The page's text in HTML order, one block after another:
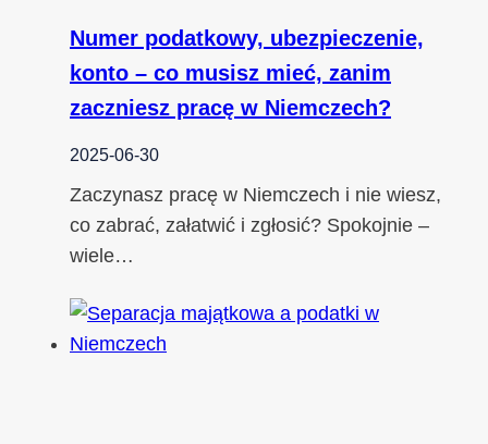
Numer podatkowy, ubezpieczenie,
konto – co musisz mieć, zanim
zaczniesz pracę w Niemczech?
2025-06-30
Zaczynasz pracę w Niemczech i nie wiesz,
co zabrać, załatwić i zgłosić? Spokojnie –
wiele…